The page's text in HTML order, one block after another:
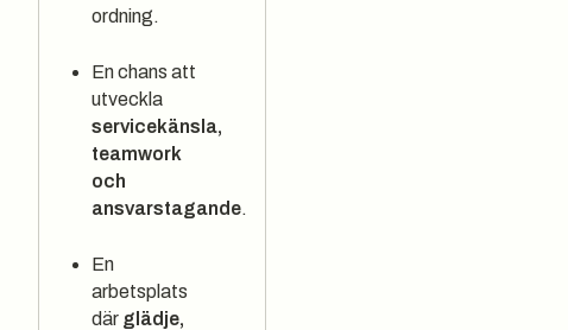
ordning.
En chans att
utveckla
servicekänsla,
teamwork
och
ansvarstagande.
En
arbetsplats
där glädje,